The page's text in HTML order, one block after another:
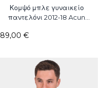
Κομψό μπλε γυναικείο
παντελόνι 2012-18 Acun
89,00 €